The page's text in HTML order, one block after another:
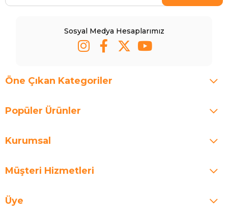
Sosyal Medya Hesaplarımız
Öne Çıkan Kategoriler
Popüler Ürünler
Kurumsal
Müşteri Hizmetleri
Üye